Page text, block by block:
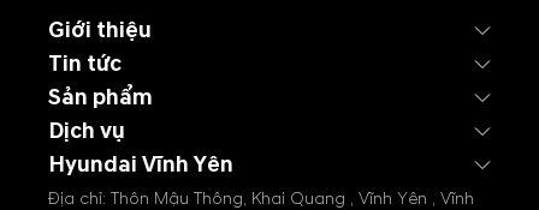
Giới thiệu
Tin tức
Sản phẩm
Dịch vụ
Hyundai Vĩnh Yên
Địa chỉ: Thôn Mậu Thông, Khai Quang , Vĩnh Yên , Vĩnh